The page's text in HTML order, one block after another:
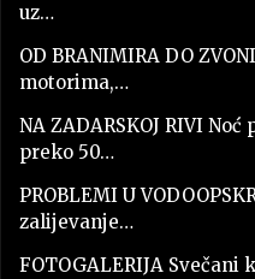
uz…
OD BRANIMIRA DO
motorima,…
NA ZADARSKOJ RIVI
preko 50…
PROBLEMI U
zalijevanje…
FOTOGALERIJA